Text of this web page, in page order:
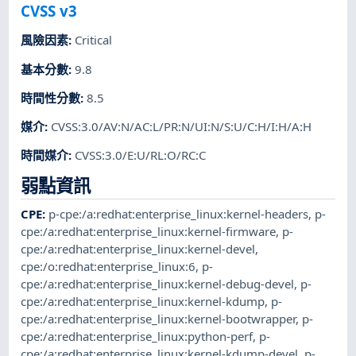
CVSS v3
風險因素: Critical
基本分數:9.8
時間性分數:8.5
媒介: CVSS:3.0/AV:N/AC:L/PR:N/UI:N/S:U/C:H/I:H/A:H
時間媒介: CVSS:3.0/E:U/RL:O/RC:C
弱點資訊
CPE: p-cpe:/a:redhat:enterprise_linux:kernel-headers, p-
cpe:/a:redhat:enterprise_linux:kernel-firmware, p-
cpe:/a:redhat:enterprise_linux:kernel-devel,
cpe:/o:redhat:enterprise_linux:6, p-
cpe:/a:redhat:enterprise_linux:kernel-debug-devel, p-
cpe:/a:redhat:enterprise_linux:kernel-kdump, p-
cpe:/a:redhat:enterprise_linux:kernel-bootwrapper, p-
cpe:/a:redhat:enterprise_linux:python-perf, p-